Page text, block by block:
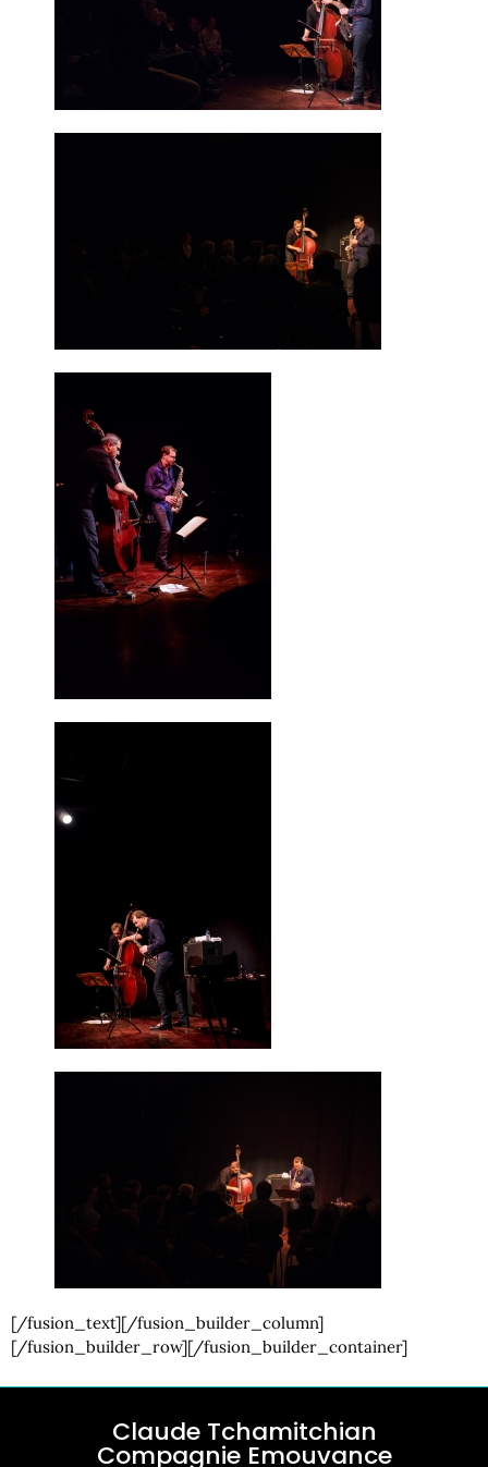
[/fusion_text][/fusion_builder_column]
[/fusion_builder_row][/fusion_builder_container]
Claude Tchamitchian
Compagnie Emouvance